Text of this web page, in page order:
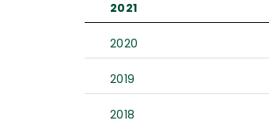
2021
2020
2019
2018